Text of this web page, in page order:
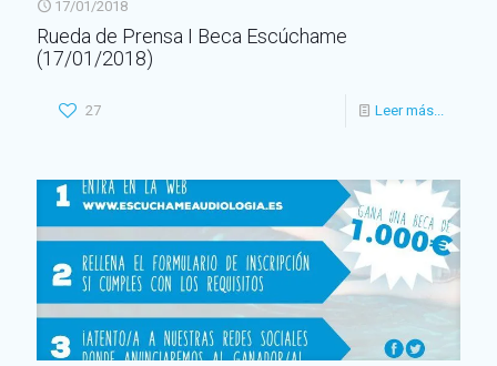
17/01/2018
Rueda de Prensa I Beca Escúchame
(17/01/2018)
27 Leer más...